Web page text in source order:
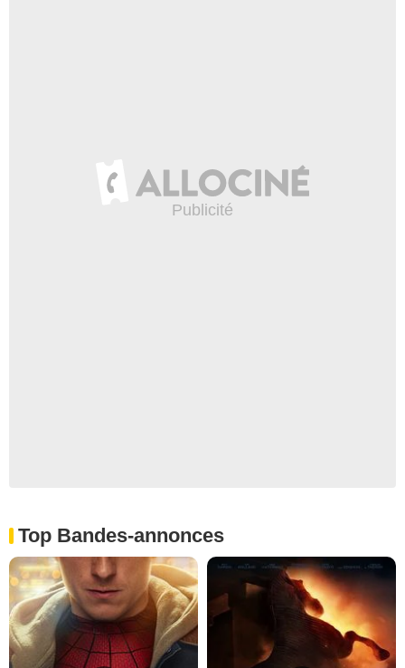
Top Bandes-annonces